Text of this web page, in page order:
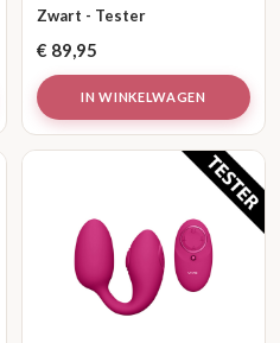
Zwart - Tester
€ 89,95
IN WINKELWAGEN